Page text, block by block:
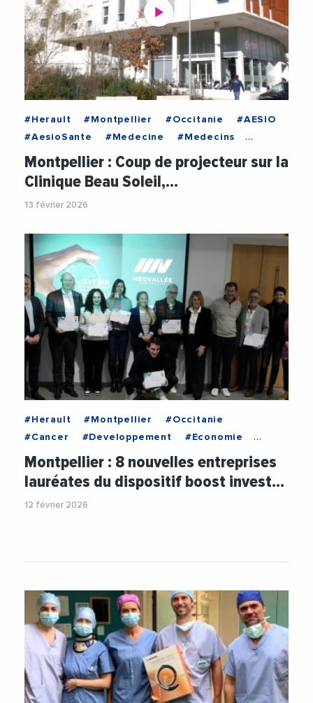
#Herault #Montpellier #Occitanie
#AESIO
#AesioSante
#Medecine
#Medecins
#Sante
#Videos #VieDesEntreprises
Montpellier : Coup de projecteur sur la
Clinique Beau Soleil,…
13 février 2026
#Herault #Montpellier
#Occitanie
#Cancer
#Developpement
#Economie
#Entreprises
#Medecine
#Medvallee
#Sante
Montpellier : 8 nouvelles entreprises
lauréates du dispositif boost invest…
12 février 2026